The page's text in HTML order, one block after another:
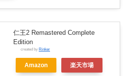
仁王2 Remastered Complete
Edition
created by Rinker
Amazon 楽天市場